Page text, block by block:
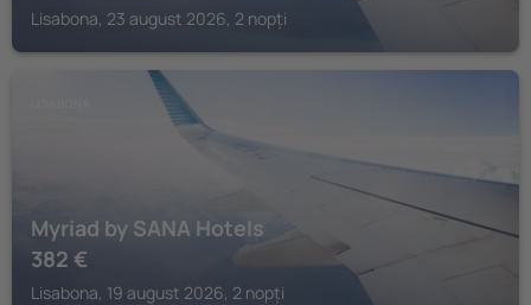
Lisabona, 23 august 2026, 2 nopți
Myriad by SANA Hotels
382 €
Lisabona, 19 august 2026, 2 nopți